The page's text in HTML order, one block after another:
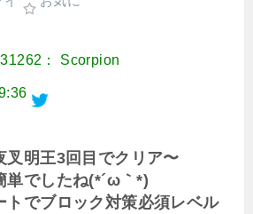
： Scorpion
叉明王3回目でクリア〜
単でしたね(*´ω｀*)
トでブロック対策必須レベル